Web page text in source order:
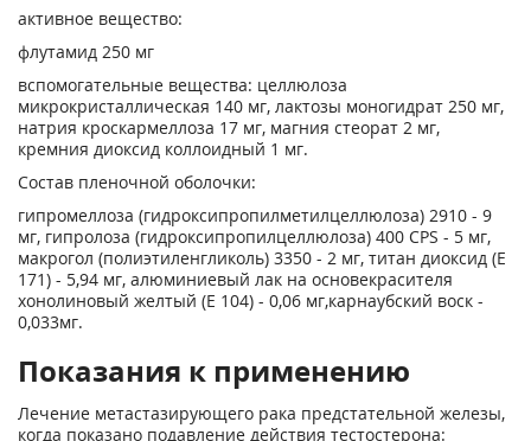
активное вещество:
флутамид 250 мг
вспомогательные вещества: целлюлоза
микрокристаллическая 140 мг, лактозы моногидрат 250 мг,
натрия кроскармеллоза 17 мг, магния стеорат 2 мг,
кремния диоксид коллоидный 1 мг.
Состав пленочной оболочки:
гипромеллоза (гидроксипропилметилцеллюлоза) 2910 - 9
мг, гипролоза (гидроксипропилцеллюлоза) 400 CPS - 5 мг,
макрогол (полиэтиленгликоль) 3350 - 2 мг, титан диоксид (Е
171) - 5,94 мг, алюминиевый лак на основекрасителя
хонолиновый желтый (Е 104) - 0,06 мг,карнаубский воск -
0,033мг.
Показания к применению
Лечение метастазирующего рака предстательной железы,
когда показано по­давление действия тестостерона: